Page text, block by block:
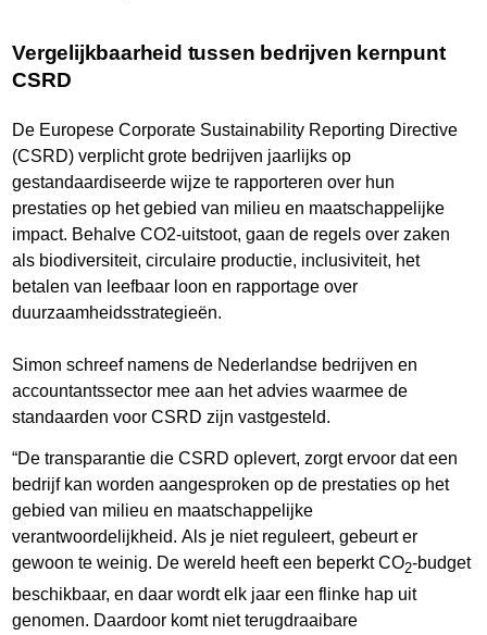
Vergelijkbaarheid tussen bedrijven kernpunt
CSRD
De Europese Corporate Sustainability Reporting Directive
(CSRD) verplicht grote bedrijven jaarlijks op
gestandaardiseerde wijze te rapporteren over hun
prestaties op het gebied van milieu en maatschappelijke
impact. Behalve CO2-uitstoot, gaan de regels over zaken
als biodiversiteit, circulaire productie, inclusiviteit, het
betalen van leefbaar loon en rapportage over
duurzaamheidsstrategieën.
Simon schreef namens de Nederlandse bedrijven en
accountantssector mee aan het advies waarmee de
standaarden voor CSRD zijn vastgesteld.
“De transparantie die CSRD oplevert, zorgt ervoor dat een
bedrijf kan worden aangesproken op de prestaties op het
gebied van milieu en maatschappelijke
verantwoordelijkheid. Als je niet reguleert, gebeurt er
gewoon te weinig. De wereld heeft een beperkt CO2-budget
beschikbaar, en daar wordt elk jaar een flinke hap uit
genomen. Daardoor komt niet terugdraaibare